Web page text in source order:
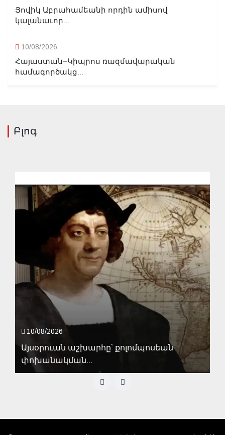
Յովիկ Աբրահամեանի որդին ամիսով
կալանաւոր...
10/08/2026
Հայաստան–Կիպրոս ռազմավարական
համագործակց...
Բլոգ
10/08/2026
Այսօրուան աշխարհը՝ քոլոմպոսեան
փոխանակման...